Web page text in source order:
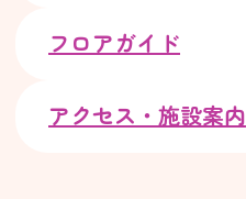
フロアガイド
アクセス・施設案内